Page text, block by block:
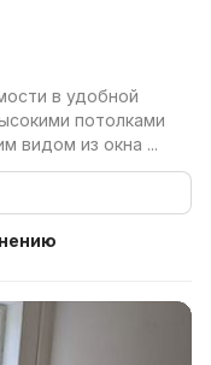
в удобной
потолками
видом из окна ...